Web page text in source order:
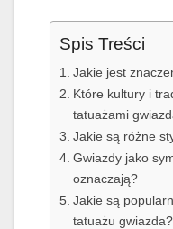
Spis Treści
Jakie jest
Które kultury i
tatuażami
Jakie są różne
Gwiazdy jako
oznaczają?
Jakie są
tatuażu gwiazda?